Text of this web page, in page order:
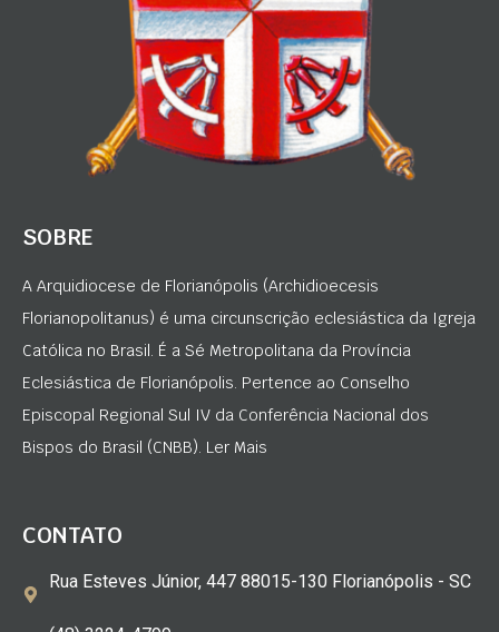
SOBRE
A Arquidiocese de Florianópolis (Archidioecesis
Florianopolitanus) é uma circunscrição eclesiástica da Igreja
Católica no Brasil. É a Sé Metropolitana da Província
Eclesiástica de Florianópolis. Pertence ao Conselho
Episcopal Regional Sul IV da Conferência Nacional dos
Bispos do Brasil (CNBB). Ler Mais
CONTATO
Rua Esteves Júnior, 447 88015-130 Florianópolis - SC